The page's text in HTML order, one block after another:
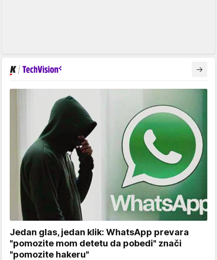
Jedan glas, jedan klik: WhatsApp prevara
"pomozite mom detetu da pobedi" znači
"pomozite hakeru"